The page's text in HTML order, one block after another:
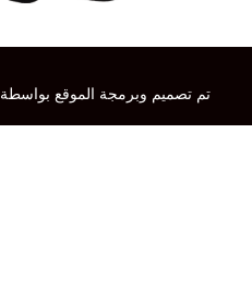
تم تصميم وبرمجة الموقع بواسطة